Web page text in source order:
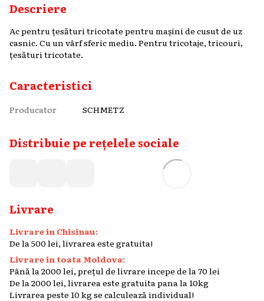
Descriere
Ac pentru țesături tricotate pentru mașini de cusut de uz
casnic. Cu un vârf sferic mediu. Pentru tricotaje, tricouri,
țesături tricotate.
Caracteristici
Producator SCHMETZ
Distribuie pe rețelele sociale
Livrare
Livrare in Chisinau:
De la 500 lei, livrarea este gratuita!
Livrare in toata Moldova:
Până la 2000 lei, prețul de livrare incepe de la 70 lei
De la 2000 lei, livrarea este gratuita pana la 10kg
Livrarea peste 10 kg se calculează individual!